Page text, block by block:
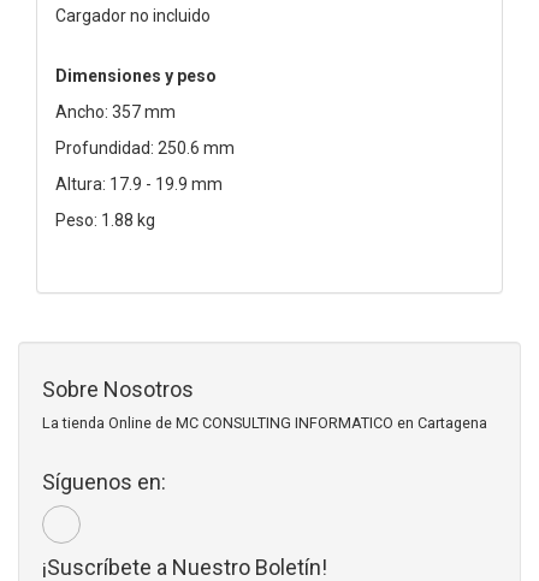
Cargador no incluido
Dimensiones y peso
Ancho: 357 mm
Profundidad: 250.6 mm
Altura: 17.9 - 19.9 mm
Peso: 1.88 kg
Sobre Nosotros
La tienda Online de MC CONSULTING INFORMATICO en Cartagena
Síguenos en:
¡Suscríbete a Nuestro Boletín!